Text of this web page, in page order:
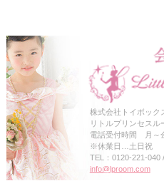
株式会社トイボック
リトルプリンセスル
電話受付時間 月～
※休業日…土日祝
TEL：0120-221-040
info@lproom.com